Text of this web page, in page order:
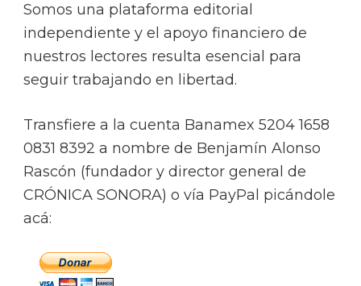
Somos una plataforma editorial
independiente y el apoyo financiero de
nuestros lectores resulta esencial para
seguir trabajando en libertad.
Transfiere a la cuenta Banamex 5204 1658
0831 8392 a nombre de Benjamín Alonso
Rascón (fundador y director general de
CRÓNICA SONORA) o vía PayPal picándole
acá: